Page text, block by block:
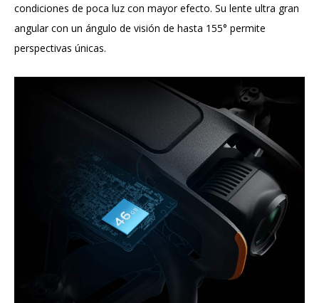
condiciones de poca luz con mayor efecto. Su lente ultra gran
angular con un ángulo de visión de hasta 155° permite
perspectivas únicas.